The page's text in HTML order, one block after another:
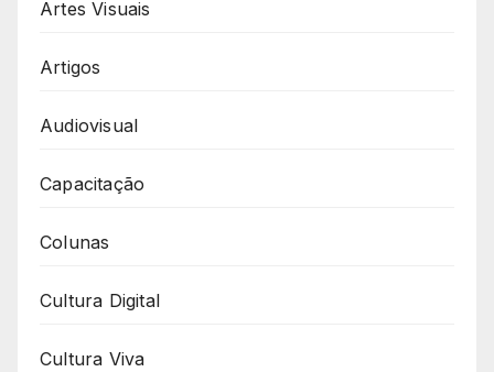
Artes Visuais
Artigos
Audiovisual
Capacitação
Colunas
Cultura Digital
Cultura Viva